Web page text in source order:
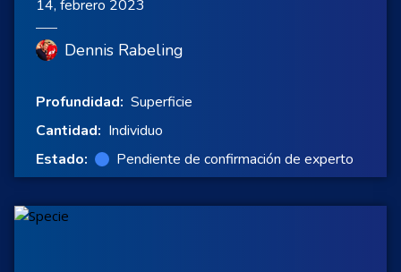
14, febrero 2023
Dennis Rabeling
Profundidad: Superficie
Cantidad: Individuo
Estado:
Pendiente de confirmación de experto